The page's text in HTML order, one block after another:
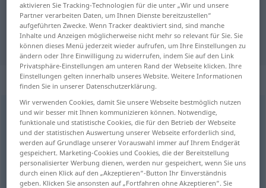
"Hörigkeit"
"Hörigkeit" Spanisch Übersetzung
„Hörigkeit“: Femininum
Hörigkeitf <Hörigkeit > FIG
Übersicht aller Übersetzungen
(Für mehr Details die Übersetzung anklicken/antippen)
servidumbre, sujeción
aktivieren Sie Tracking-Technologien für die unter „Wir und unsere
Partner verarbeiten Daten, um Ihnen Dienste bereitzustellen“
aufgeführten Zwecke. Wenn Tracker deaktiviert sind, sind manche
Inhalte und Anzeigen möglicherweise nicht mehr so relevant für Sie. Sie
können dieses Menü jederzeit wieder aufrufen, um Ihre Einstellungen zu
ändern oder Ihre Einwilligung zu widerrufen, indem Sie auf den Link
Privatsphäre-Einstellungen am unteren Rand der Webseite klicken. Ihre
Einstellungen gelten innerhalb unseres Website. Weitere Informationen
finden Sie in unserer Datenschutzerklärung.
Wir verwenden Cookies, damit Sie unsere Webseite bestmöglich nutzen
und wir besser mit Ihnen kommunizieren können. Notwendige,
funktionale und statistische Cookies, die für den Betrieb der Webseite
und der statistischen Auswertung unserer Webseite erforderlich sind,
werden auf Grundlage unserer Vorauswahl immer auf Ihrem Endgerät
gespeichert. Marketing-Cookies und Cookies, die der Bereitstellung
personalisierter Werbung dienen, werden nur gespeichert, wenn Sie uns
durch einen Klick auf den „Akzeptieren“-Button Ihr Einverständnis
geben. Klicken Sie ansonsten auf „Fortfahren ohne Akzeptieren“. Sie